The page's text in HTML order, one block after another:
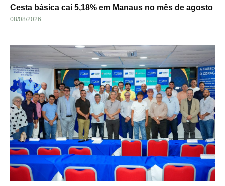
Cesta básica cai 5,18% em Manaus no mês de agosto
08/08/2026